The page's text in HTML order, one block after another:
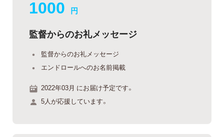
1000 円
監督からのお礼メッセージ
監督からのお礼メッセージ
エンドロールへのお名前掲載
2022年03月 にお届け予定です。
5人が応援しています。